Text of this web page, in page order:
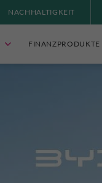
NACHHALTIGKEIT
FINANZPRODUKTE